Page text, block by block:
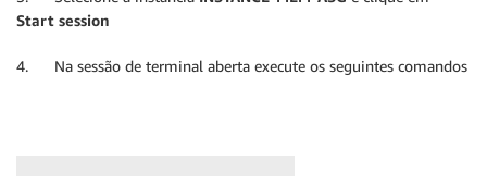
Start session
4. Na sessão de terminal aberta execute os seguintes comandos